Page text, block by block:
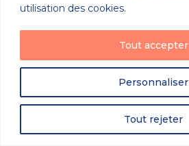
utilisation des cookies.
Personnaliser
Tout rejeter
Tout accepter